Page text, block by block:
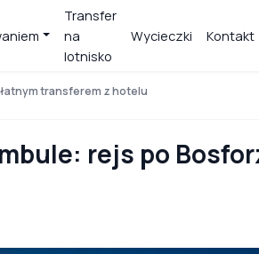
Transfer
na
lotnisko
Wycieczki Kontakt
transferem z hotelu
rejs po